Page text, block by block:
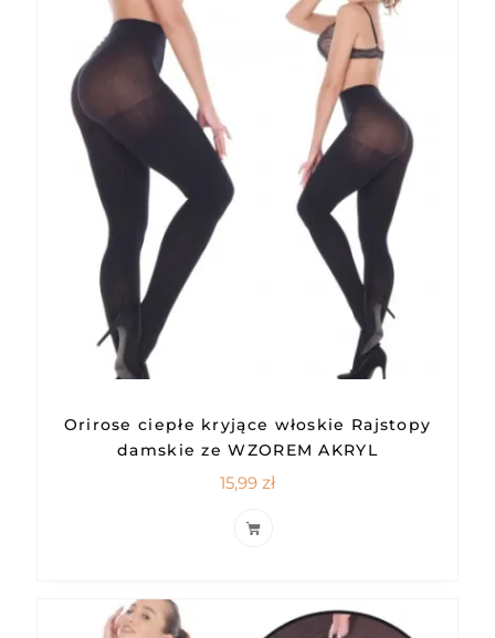
Orirose ciepłe kryjące włoskie Rajstopy
damskie ze WZOREM AKRYL
15,99 zł